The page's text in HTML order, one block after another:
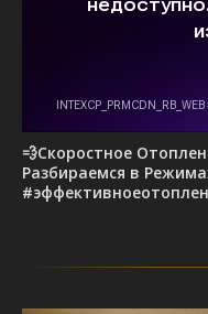
💨Скоростное
Разбираемся в